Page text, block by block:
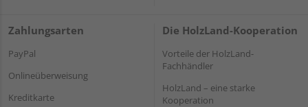
Zahlungsarten
PayPal
Onlineüberweisung
Kreditkarte
Die HolzLand-Kooperation
Vorteile der HolzLand-
Fachhändler
HolzLand – eine starke
Kooperation